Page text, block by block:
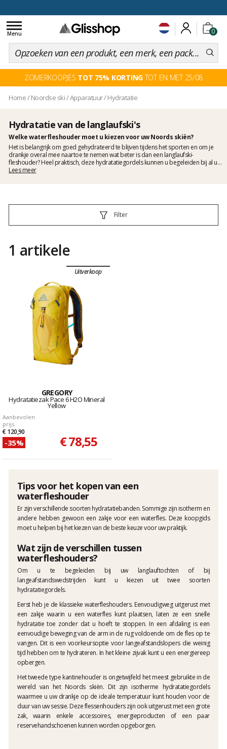
0
Toggle
navigation
Menu
ZOMERKOOPJES TOT 75% KORTINGTOT EN MET 25/08
Home/ Noordse ski/Apparatuur/Hydratatie
Hydratatie van de langlaufski's
Welke waterfleshouder moet u kiezen voor uw Noords skiën?
Het is belangrijk om goed gehydrateerd te blijven tijdens het sporten en om je
drankje overal mee naartoe te nemen wat beter is dan een langlaufski-
fleshouder? Heel praktisch, deze hydratatiegordels kunnen u begeleiden bij al uw
sportieve uitstapjes.
Lees meer
Filter
1 artikele
Uitverkoop
GREGORY
Hydratatiezak Pace 6 H2O Mineral
Yellow
Aanbevolen
prijs
€ 120,90
-35% € 78,55
Tips voor het kopen van een
waterfleshouder
Er zijn verschillende soorten hydratatiebanden. Sommige zijn isotherm en
andere hebben gewoon een zakje voor een waterfles. Deze koopgids
moet u helpen bij het kiezen van de beste keuze voor uw praktijk.
Wat zijn de verschillen tussen
waterfleshouders?
Om u te begeleiden bij uw langlauftochten of bij
langeafstandswedstrijden kunt u kiezen uit twee soorten
hydratatiegordels.
Eerst heb je de klassieke waterfleshouders. Eenvoudigweg uitgerust met
een zakje waarin u een waterfles kunt plaatsen, laten ze een snelle
hydratatie toe zonder dat u hoeft te stoppen. In een afdaling is een
eenvoudige beweging van de arm in de rug voldoende om de fles op te
vangen. Dit is een voorkeursoptie voor langeafstandslopers die weinig
tijd hebben om te hydrateren. In het kleine zijvak kunt u een energiereep
opbergen.
Het tweede type kantinehouder is ongetwijfeld het meest gebruikte in de
wereld van het Noords skiën. Dit zijn isotherme hydratatiegordels
waarmee u uw drankje op de ideale temperatuur kunt houden voor de
duur van uw sessie. Deze flessenhouders zijn ook uitgerust met een grote
zak, waarin enkele accessoires, energieproducten of een paar
reservehandschoenen kunnen worden opgeborgen.